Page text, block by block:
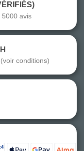
5000 avis
conditions)